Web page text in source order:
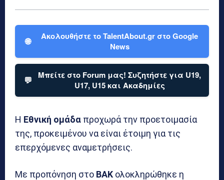
🌐
Ακολουθήστε το TalentAbout.gr στο Google
News
💬
Μπείτε στο Forum μας! Συζητήστε για U19,
U17, U15 και Ακαδημίες
Η Εθνική ομάδα προχωρά την προετοιμασία
της, προκειμένου να είναι έτοιμη για τις
επερχόμενες αναμετρήσεις.
Με προπόνηση στο ΒΑΚ ολοκληρώθηκε η